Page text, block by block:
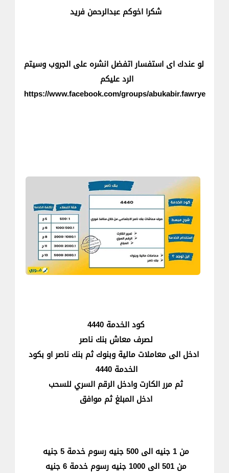
شكرا اخوكم عبدالرحمن فريد
لو عندك اى استفسار اتفضل انشره على الجروب وسيتم
الرد عليكم
https://www.facebook.com/groups/abukabir.fawrye
كود الخدمة 4440
لصرف معاش بنك ناصر
ادخل الى معاملات مالية وبنوك ثم بنك ناصر او بكود
الخدمة 4440
ثم مرر الكارت وادخل الرقم السري للسحب
ادخل المبلغ ثم موافق
من 1 جنيه الى 500 جنيه رسوم خدمة 5 جنيه
من 501 الى 1000 جنيه رسوم خدمة 6 جنيه